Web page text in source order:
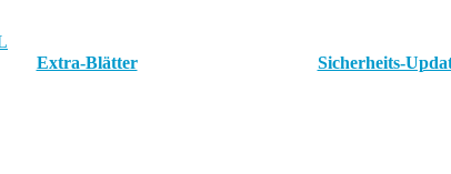
Extra-Blätter Sicherheits-